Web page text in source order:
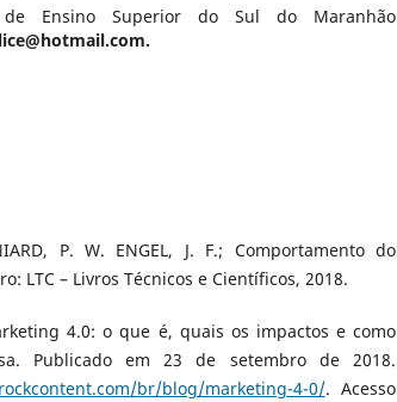
Ensino Superior do Sul do Maranhão
P. W. ENGEL, J. F.; Comportamento do
LTC – Livros Técnicos e Científicos, 2018.
4.0: o que é, quais os impactos e como
Publicado em 23 de setembro de 2018.
br/blog/marketing-4-0/. Acesso